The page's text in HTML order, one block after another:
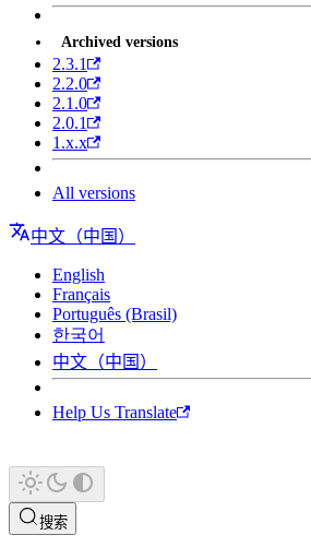
Archived versions
2.3.1
2.2.0
2.1.0
2.0.1
1.x.x
All versions
中文（中国）
English
Français
Português (Brasil)
한국어
中文（中国）
Help Us Translate
搜索